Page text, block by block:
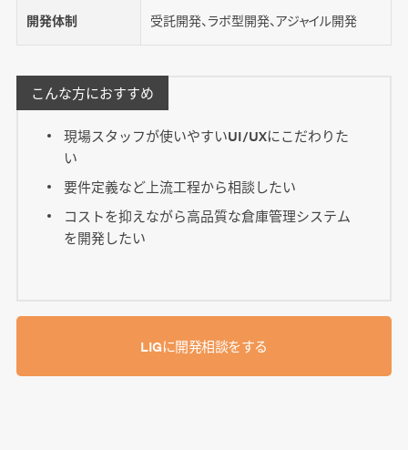
開発体制 受託開発、ラボ型開発、アジャイル開発
こんな方におすすめ
現場スタッフが使いやすいUI/UXにこだわりた
い
要件定義など上流工程から相談したい
コストを抑えながら高品質な倉庫管理システム
を開発したい
LIGに開発相談をする